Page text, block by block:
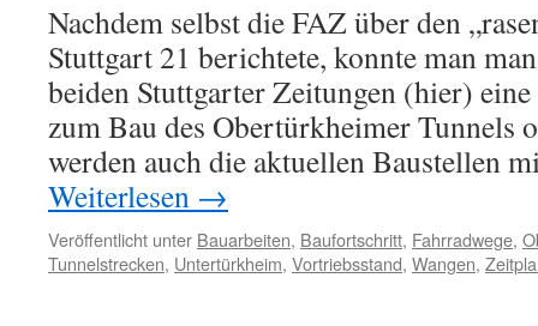
Nachdem selbst die FAZ über den
Stuttgart 21 berichtete, konnte man
beiden Stuttgarter Zeitungen (hier)
zum Bau des Obertürkheimer Tunnels
werden auch die aktuellen Baustellen
Weiterlesen →
Veröffentlicht unter Bauarbeiten, Baufortschritt, Fahrradwege,
Tunnelstrecken, Untertürkheim, Vortriebsstand, Wangen,